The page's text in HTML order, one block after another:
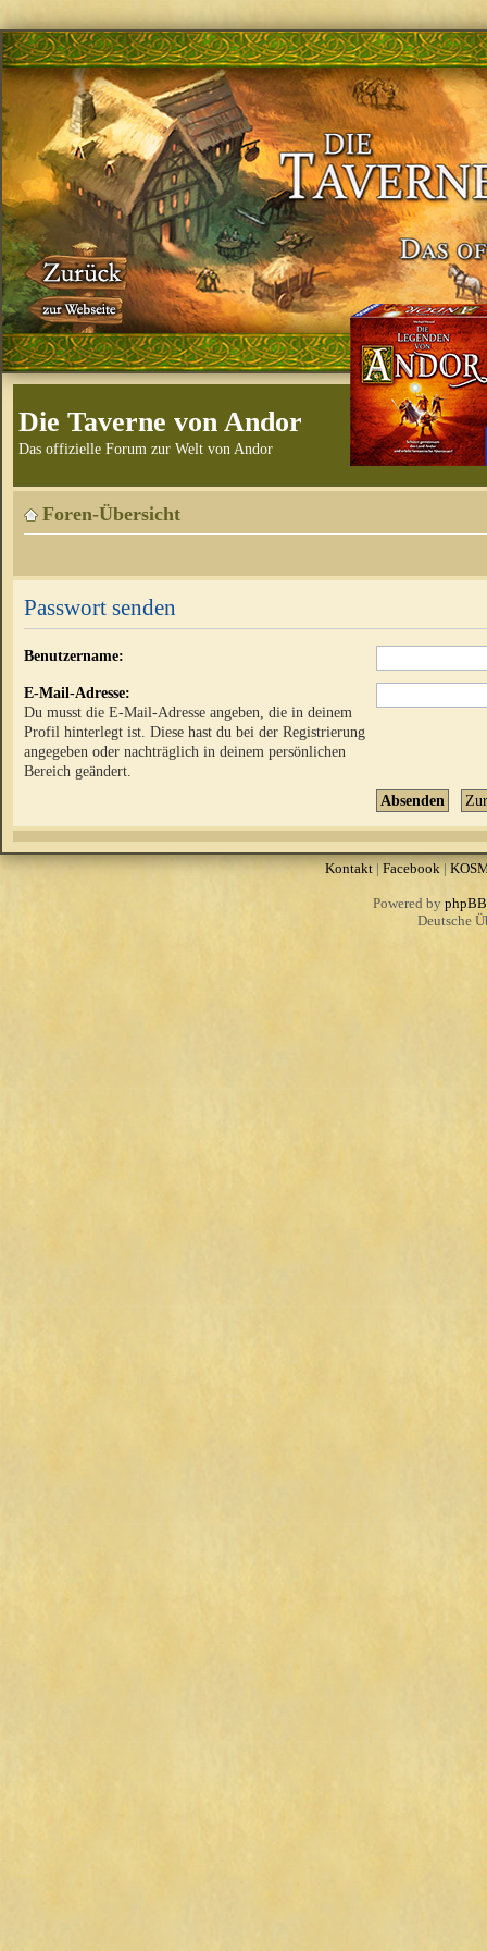
Die Taverne von Andor
Das offizielle Forum zur Welt von Andor
Foren-Übersicht
Passwort senden
Benutzername:
E-Mail-Adresse:
Du musst die E-Mail-Adresse angeben, die in deinem
Profil hinterlegt ist. Diese hast du bei der Registrierung
angegeben oder nachträglich in deinem persönlichen
Bereich geändert.
Kontakt| Facebook |
Powered by phpBB
Deutsche